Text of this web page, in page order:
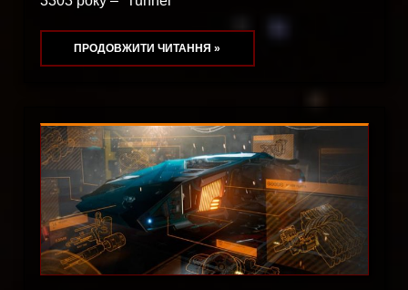
ПРОДОВЖИТИ ЧИТАННЯ »